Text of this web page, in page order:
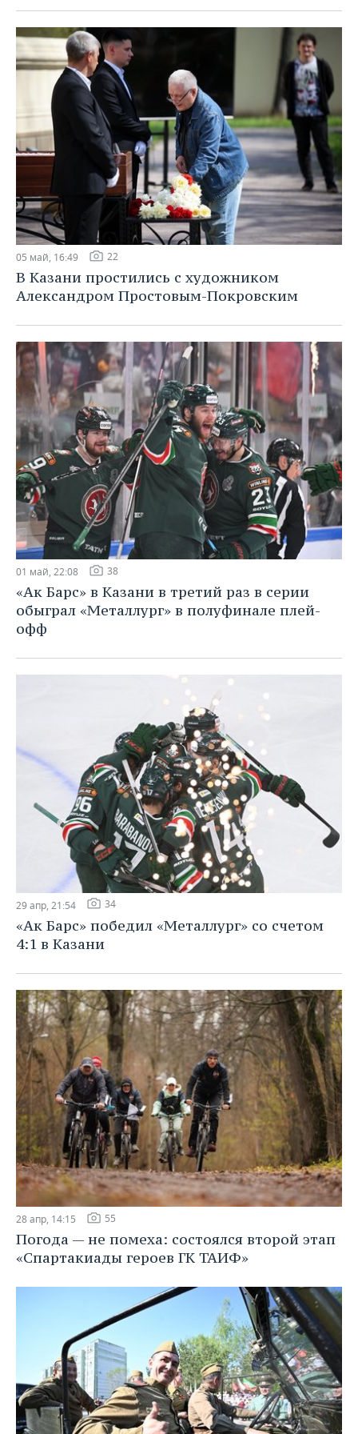
ХОККЕЙ С МЯЧОМ
ПРОИСШЕСТВИЯ
05 май, 16:49 22
В Казани простились с художником
Александром Простовым-Покровским
01 май, 22:08 38
«Ак Барс» в Казани в третий раз в серии
обыграл «Металлург» в полуфинале плей-
офф
29 апр, 21:54 34
«Ак Барс» победил «Металлург» со счетом
4:1 в Казани
28 апр, 14:15 55
Погода — не помеха: состоялся второй этап
«Спартакиады героев ГК ТАИФ»